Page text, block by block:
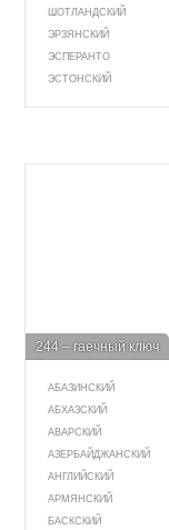
ШОТЛАНДСКИЙ
ЭРЗЯНСКИЙ
ЭСПЕРАНТО
ЭСТОНСКИЙ
244 – гаечный ключ
АБАЗИНСКИЙ
АБХАЗСКИЙ
АВАРСКИЙ
АЗЕРБАЙДЖАН­СКИЙ
АНГЛИЙСКИЙ
АРМЯНСКИЙ
БАСКСКИЙ